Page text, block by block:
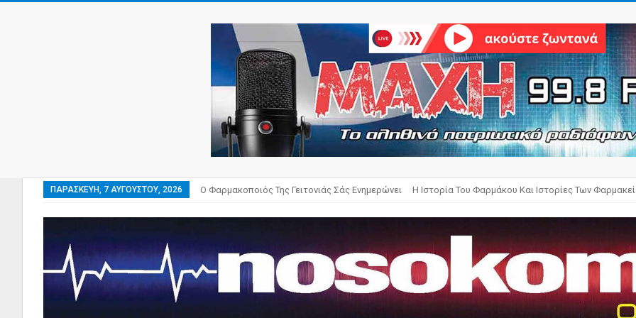
ΠΑΡΑΣΚΕΥΉ, 7 ΑΥΓΟΎΣΤΟΥ, 2026 Ο Φαρμακοποιός Της Γειτονιάς Σάς Ενημερώνει Η Ιστορία Του Φαρμάκου Και Ιστορίες Των